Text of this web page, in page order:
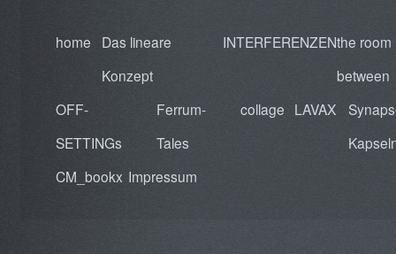
home
Das lineare
Konzept
INTERFERENZENthe room
between
OFF-
SETTINGs
Ferrum-
Tales
collage LAVAX
CM_bookx Impressum